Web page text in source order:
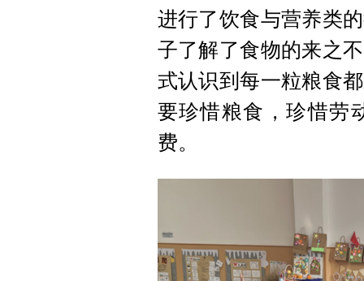
进行了饮食与营养类
子了解了食物的来之
式认识到每一粒粮食
要珍惜粮食，珍惜劳
费。